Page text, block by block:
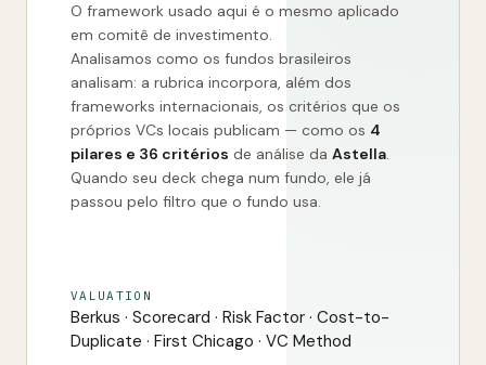
O framework usado aqui é o mesmo aplicado
em comitê de investimento.
Analisamos como os fundos brasileiros
analisam: a rubrica incorpora, além dos
frameworks internacionais, os critérios que os
próprios VCs locais publicam — como os 4
pilares e 36 critérios de análise da Astella.
Quando seu deck chega num fundo, ele já
passou pelo filtro que o fundo usa.
VALUATION
Berkus · Scorecard · Risk Factor · Cost-to-
Duplicate · First Chicago · VC Method